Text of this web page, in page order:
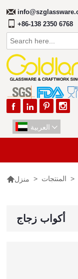
+86-138 2350 6768
   
العربية 
منزل > المنتجات >
أكواب زجاج